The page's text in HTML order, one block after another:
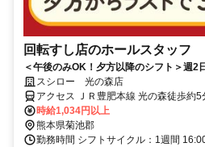
回転すし店のホールスタッフ
＜午後のみOK！夕方以降のシフト＞週2
客メインのシンプルなお仕事
スシロー 光の森店
アクセス ＪＲ豊肥本線 光の森徒歩約
約18分、ＪＲ豊肥本線 武蔵塚徒歩約21
時給1,034円以上
熊本県菊池郡
勤務時間 シフトサイクル：1週間